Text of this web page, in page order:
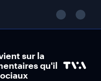
sur la
qu'il